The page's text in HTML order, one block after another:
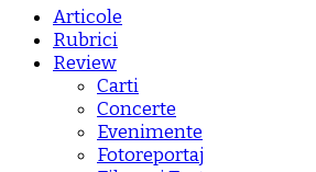
Articole
Rubrici
Review
Carti
Concerte
Evenimente
Fotoreportaj